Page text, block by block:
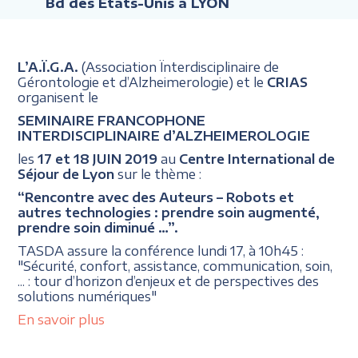
L’A.Ï.G.A. (Association Ïnterdisciplinaire de
Gérontologie et d’Alzheimerologie) et le CRIAS
organisent le
SEMINAIRE FRANCOPHONE
INTERDISCIPLINAIRE d’ALZHEIMEROLOGIE
les17 et 18 JUIN 2019au Centre International de
Séjour de Lyon sur le thème :
“Rencontre avec des Auteurs – Robots et
autres technologies : prendre soin augmenté,
prendre soin diminué …”.
TASDA assure la conférence lundi 17, à 10h45 :
"Sécurité, confort, assistance, communication, soin,
... : tour d’horizon d’enjeux et de perspectives des
solutions numériques"
En savoir plus